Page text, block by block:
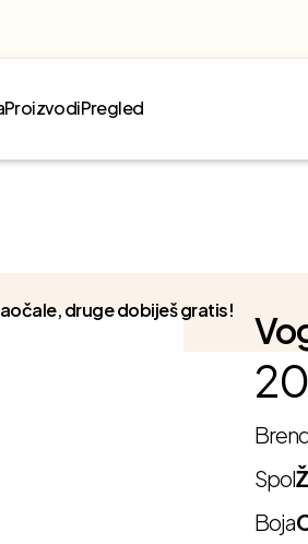
ProizvodiPregled
druge dobiješ gratis!
Spol
Boja